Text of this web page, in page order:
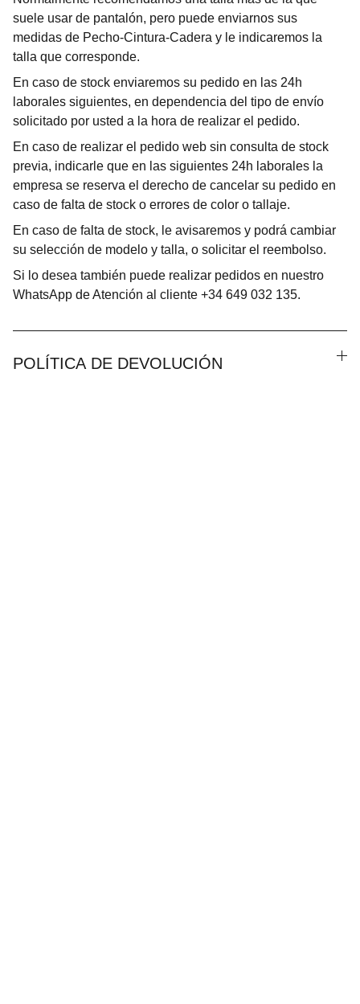
suele usar de pantalón, pero puede enviarnos sus
medidas de Pecho-Cintura-Cadera y le indicaremos la
talla que corresponde.
En caso de stock enviaremos su pedido en las 24h
laborales siguientes, en dependencia del tipo de envío
solicitado por usted a la hora de realizar el pedido.
En caso de realizar el pedido web sin consulta de stock
previa, indicarle que en las siguientes 24h laborales la
empresa se reserva el derecho de cancelar su pedido en
caso de falta de stock o errores de color o tallaje.
En caso de falta de stock, le avisaremos y podrá cambiar
su selección de modelo y talla, o solicitar el reembolso.
Si lo desea también puede realizar pedidos en nuestro
WhatsApp de Atención al cliente +34 649 032 135.
POLÍTICA DE DEVOLUCIÓN